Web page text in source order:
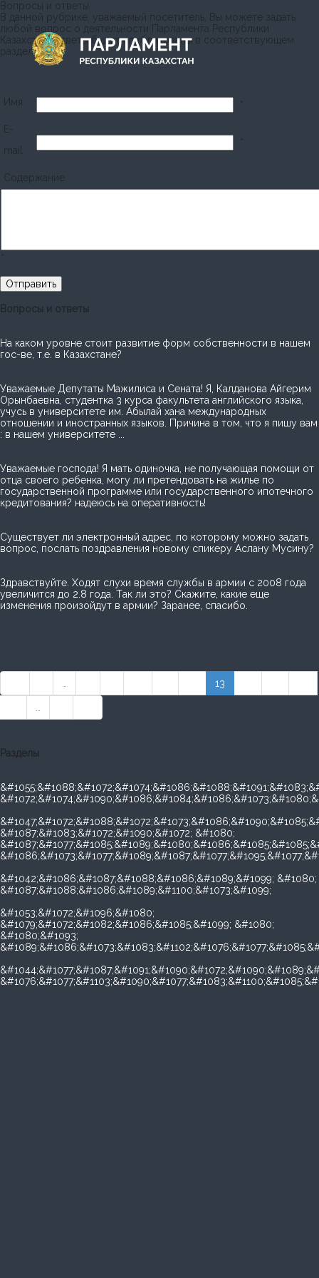
Вопросы и ответы
В данной рубрике, уважаемый посетитель, Вы можете задать
любой вопрос о деятельности Парламента Республики
Казахстан. Ответы будут опубликованы в соответствующем
разделе.
Имя *
E-
mail
*
Содержание
*
Вопросы и ответы
На каком уровне стоит развитие форм собственности в нашем
гос-ве, т.е. в Казахстане?
Уважаемые Депутаты Мажилиса и Сената! Я, Калданова Айгерим
Орынбаевна, студентка 3 курса факультета английского языка,
учусь в университете им. Абылай хана международных
отношении и иностранных языков. Причина в том, что я пишу вам
: в нашем университете ...
Уважаемые господа! Я мать одиночка, не получающая помощи от
отца своего ребенка, могу ли претендовать на жилье по
государственной программе или государственного ипотечного
кредитования? надеюсь на оперативность!
Cуществует ли электронный адрес, по которому можно задать
вопрос, послать поздравления новому спикеру Аслану Мусину?
Здравствуйте. Ходят слухи время службы в армии с 2008 года
увеличится до 2.8 года. Так ли это? Скажите, какие еще
изменения произойдут в армии? Заранее, спасибо.
13
Разделы
&#1087;&#1083;&#1072;&#1090;&#1072; &#1080;
&#1042;&#1086;&#1087;&#1088;&#1086;&#1089;&#1099; &#1080;
&#1087;&#1088;&#1086;&#1089;&#1100;&#1073;&#1099;
&#1053;&#1072;&#1096;&#1080;
&#1079;&#1072;&#1082;&#1086;&#1085;&#1099; &#1080;
&#1080;&#1093;